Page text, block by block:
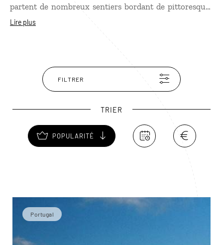
partent de nombreux sentiers bordant de pittoresques
Levadas. À l’intérieur du village, une église baroque qui
Lire plus
FILTRER
TRIER
POPULARITÉ
Portugal